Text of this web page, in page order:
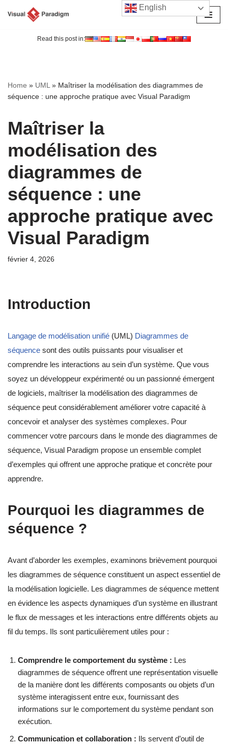
Read this post in:
Home » UML» Maîtriser la modélisation des diagrammes de
séquence : une approche pratique avec Visual Paradigm
Maîtriser la
modélisation des
diagrammes de
séquence : une
approche pratique avec
Visual Paradigm
février 4, 2026
Introduction
Langage de modélisation unifié (UML) Diagrammes de
séquence sont des outils puissants pour visualiser et
comprendre les interactions au sein d’un système. Que vous
soyez un développeur expérimenté ou un passionné émergent
de logiciels, maîtriser la modélisation des diagrammes de
séquence peut considérablement améliorer votre capacité à
concevoir et analyser des systèmes complexes. Pour
commencer votre parcours dans le monde des diagrammes de
séquence, Visual Paradigm propose un ensemble complet
d’exemples qui offrent une approche pratique et concrète pour
apprendre.
Pourquoi les diagrammes de
séquence ?
Avant d’aborder les exemples, examinons brièvement pourquoi
les diagrammes de séquence constituent un aspect essentiel de
la modélisation logicielle. Les diagrammes de séquence mettent
en évidence les aspects dynamiques d’un système en illustrant
le flux de messages et les interactions entre différents objets au
fil du temps. Ils sont particulièrement utiles pour :
Comprendre le comportement du système : Les
diagrammes de séquence offrent une représentation visuelle
de la manière dont les différents composants ou objets d’un
système interagissent entre eux, fournissant des
informations sur le comportement du système pendant son
exécution.
Communication et collaboration : Ils servent d’outil de
English